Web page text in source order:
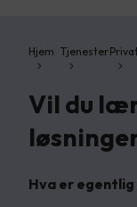
Hjem Tjenester
Vil du
Hva er